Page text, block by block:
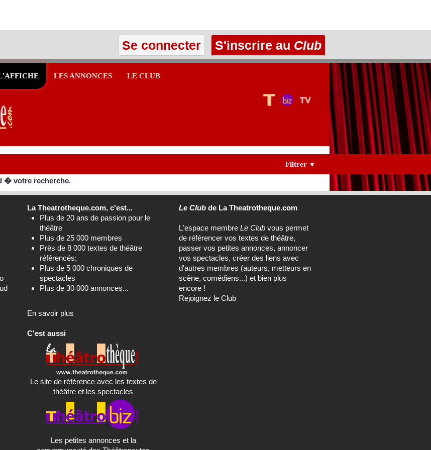
Se connecter S'inscrire au Club
LES ANNONCES LE CLUB
Filtrer ▼
� votre recherche.
La Theatrotheque.com, c'est...
Plus de 20 ans de passion pour le
théâtre
Plus de 25 000 membres
Près de 8 000 textes de théâtre
référencés;
Plus de 5 000 chroniques de
spectacles
Plus de 30 000 annonces...
En savoir plus
C'est aussi
Le site de référence avec les textes de
théâtre et les spectacles
Les petites annonces et la
Le Club de La Theatrotheque.com
L'espace membreLe Club vous permet
de référencer vos textes de théâtre,
passer vos petites annonces, annoncer
vos spectacles, créer des liens avec
d'autres membres (auteurs, metteurs en
scène, comédiens...) et bien plus
encore !
Rejoignez le Club